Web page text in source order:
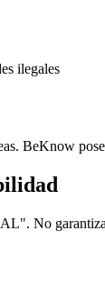
ilegales
BeKnow
No